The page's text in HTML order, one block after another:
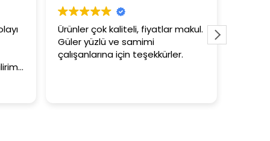
Ürünler çok kaliteli, fiyatlar makul.
Güler yüzlü ve samimi
çalışanlarına için teşekkürler.
3+1 evin
tutar